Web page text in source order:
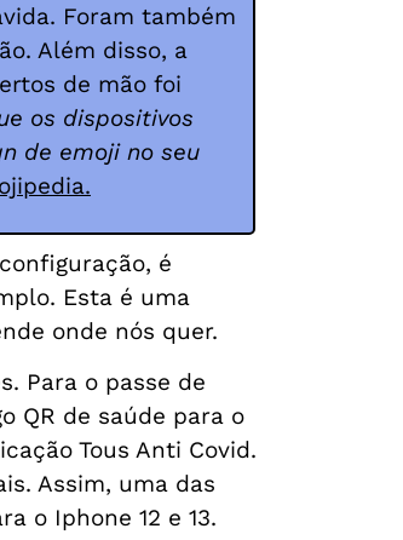
Foram também
Além disso, a
de mão foi
os dispositivos
de emoji no seu
é
Esta é uma
onde nós quer.
Para o passe de
QR de saúde para o
Tous Anti Covid.
Assim, uma das
o Iphone 12 e 13.